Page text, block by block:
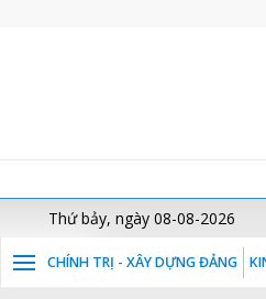
Thứ bảy, ngày 08-08-2026
CHÍNH TRỊ - XÂY DỰNG ĐẢNG